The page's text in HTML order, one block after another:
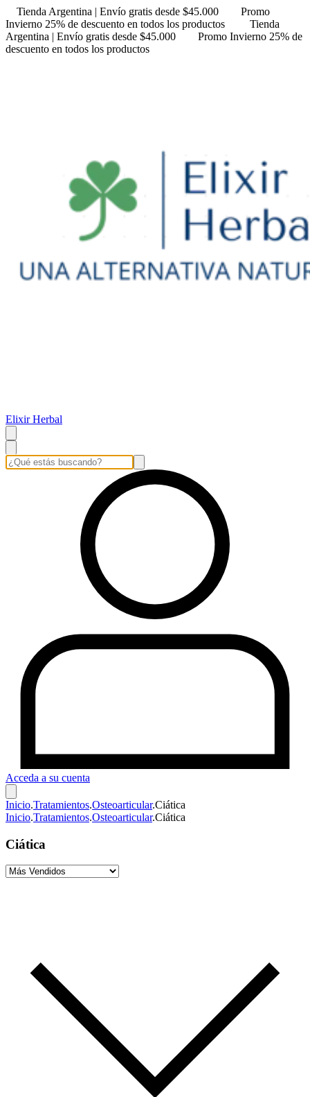
Tienda Argentina | Envío gratis desde $45.000
Promo
Invierno 25% de descuento en todos los productos
Tienda
Argentina | Envío gratis desde $45.000
Promo Invierno 25% de
descuento en todos los productos
Elixir Herbal
Acceda a su cuenta
Inicio.Tratamientos.Osteoarticular.Ciática
Inicio.Tratamientos.Osteoarticular.Ciática
Ciática